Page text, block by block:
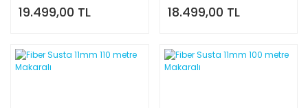
19.499,00 TL 18.499,00 TL